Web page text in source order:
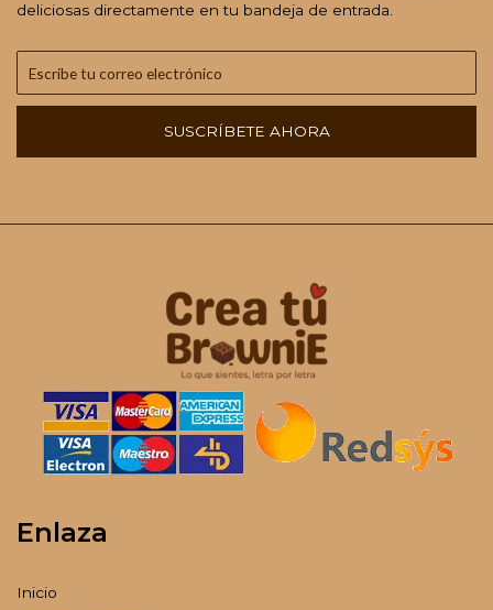
deliciosas directamente en tu bandeja de entrada.
SUSCRÍBETE AHORA
Enlaza
Inicio